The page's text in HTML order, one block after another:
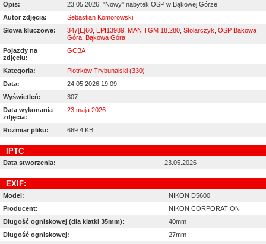
Opis:
23.05.2026. "Nowy" nabytek OSP w Bąkowej Górze.
Autor zdjęcia:
Sebastian Komorowski
Słowa kluczowe:
347[E]60 EPI13989 MAN TGM 18.280 Stolarczyk OSP Bąkowa
Góra
Bąkowa Góra
Pojazdy na
zdjęciu:
GCBA
Kategoria:
Piotrków Trybunalski (330)
Data:
24.05.2026 19:09
Wyświetleń:
307
Data wykonania
zdjęcia:
23 maja 2026
Rozmiar pliku: 669.4 KB
IPTC
Data stworzenia: 23.05.2026
EXIF:
Model:
NIKON D5600
Producent:
NIKON CORPORATION
Długość ogniskowej (dla klatki 35mm):
40mm
Długość ogniskowej:
27mm